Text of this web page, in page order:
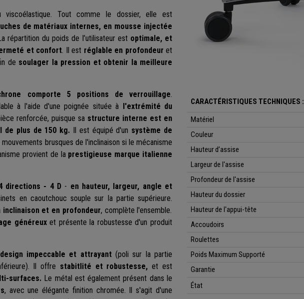
viscoélastique. Tout comme le dossier, elle est
de matériaux internes, en mousse injectée
répartition du poids de l’utilisateur est optimale, et
et confort. Il est réglable en profondeur et
de soulager la pression et obtenir la meilleure
comporte 5 positions de verrouillage.
à l'aide d'une poignée située à l'extrémité du
renforcée, puisque sastructure interne est en
de plus de 150 kg. Il est équipé d'un système de
brusques de l'inclinaison si le mécanisme
provient de la prestigieuse marque italienne
directions - 4 D - en hauteur, largeur, angle et
en caoutchouc souple sur la partie supérieure.
inclinaison et en profondeur, complète l'ensemble.
généreuxet présente la robustesse d'un produit
design impeccable et attrayant(poli sur la partie
Il offre stabitlité et robustesse, et est
surfaces. Le métal est également présent dans le
, avec une élégante finition chromée. Il s'agit d'une
CARACTÉRISTIQUES TECHNIQUES :
Matériel
Couleur
Hauteur d’assise
Largeur de l'assise
Profondeur de l'assise
Hauteur du dossier
Hauteur de l'appui-tête
Accoudoirs
Roulettes
Poids Maximum Supporté
Garantie
État